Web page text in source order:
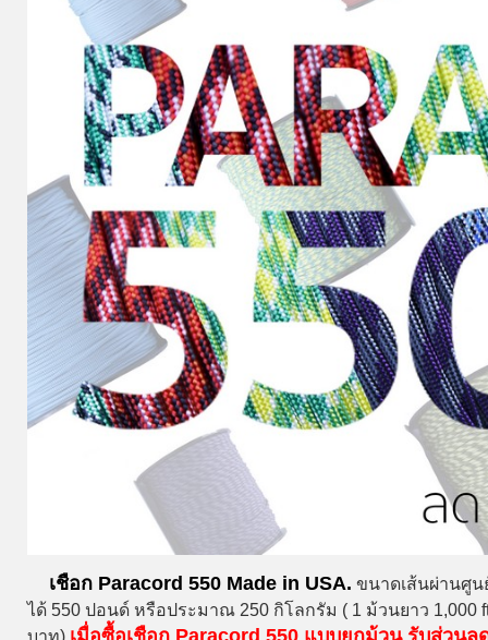
เชือก Paracord 550 Made in USA. ขนาดเส้นผ่านศูน
ได้ 550 ปอนด์ หรือประมาณ 250 กิโลกรัม ( 1 ม้วนยาว 1,000
บาท) เมื่อซื้อเชือก Paracord 550 แบบยกม้วน รับส่วนล